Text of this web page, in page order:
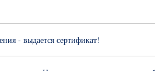
- выдается сертификат!
в моде. Никто не сомневается, что так